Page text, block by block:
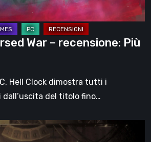
War – recensione: Più
Hell Clock dimostra tutti i
del titolo fino…